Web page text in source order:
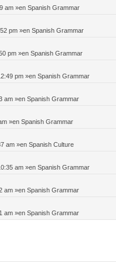
am »en Spanish Grammar
pm »en Spanish Grammar
pm »en Spanish Grammar
pm »en Spanish Grammar
am »en Spanish Grammar
»en Spanish Grammar
am »en Spanish Culture
am »en Spanish Grammar
am »en Spanish Grammar
am »en Spanish Grammar